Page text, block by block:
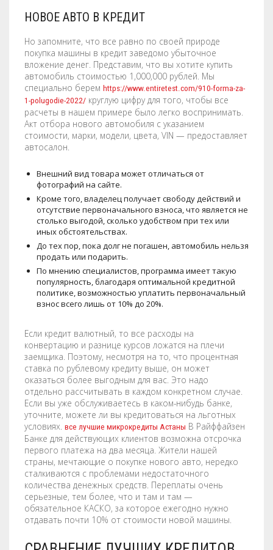
НОВОЕ АВТО В КРЕДИТ
Но запомните, что все равно по своей природе
покупка машины в кредит заведомо убыточное
вложение денег. Представим, что вы хотите купить
автомобиль стоимостью 1,000,000 рублей. Мы
специально берем https://www.entiretest.com/910-forma-za-
1-polugodie-2022/ круглую цифру для того, чтобы все
расчеты в нашем примере было легко воспринимать.
Акт отбора нового автомобиля с указанием
стоимости, марки, модели, цвета, VIN — предоставляет
автосалон.
Внешний вид товара может отличаться от
фотографий на сайте.
Кроме того, владелец получает свободу действий и
отсутствие первоначального взноса, что является не
столько выгодой, сколько удобством при тех или
иных обстоятельствах.
До тех пор, пока долг не погашен, автомобиль нельзя
продать или подарить.
По мнению специалистов, программа имеет такую
популярность, благодаря оптимальной кредитной
политике, возможностью уплатить первоначальный
взнос всего лишь от 10% до 20%.
Если кредит валютный, то все расходы на
конвертацию и разнице курсов ложатся на плечи
заемщика. Поэтому, несмотря на то, что процентная
ставка по рублевому кредиту выше, он может
оказаться более выгодным для вас. Это надо
отдельно рассчитывать в каждом конкретном случае.
Если вы уже обслуживаетесь в каком-нибудь банке,
уточните, можете ли вы кредитоваться на льготных
условиях. все лучшие микрокредиты Астаны В Райффайзен
Банке для действующих клиентов возможна отсрочка
первого платежа на два месяца. Жители нашей
страны, мечтающие о покупке нового авто, нередко
сталкиваются с проблемами недостаточного
количества денежных средств. Переплаты очень
серьезные, тем более, что и там и там —
обязательное КАСКО, за которое ежегодно нужно
отдавать почти 10% от стоимости новой машины.